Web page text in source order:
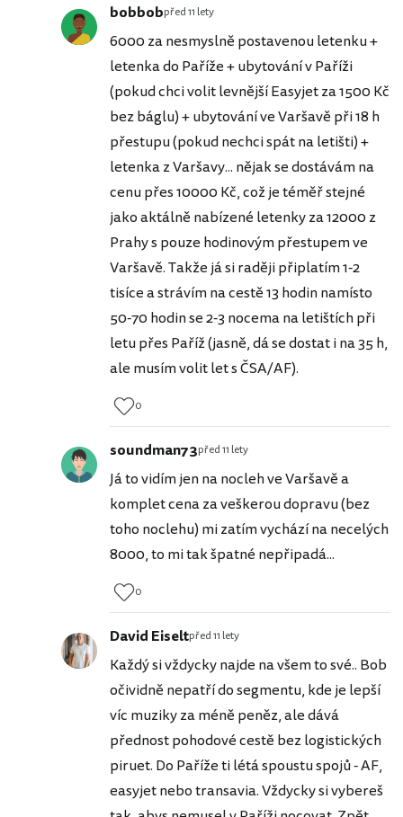
bobbobpřed 11 lety
6000 za nesmyslně postavenou letenku +
letenka do Paříže + ubytování v Paříži
(pokud chci volit levnější Easyjet za 1500 Kč
bez báglu) + ubytování ve Varšavě při 18 h
přestupu (pokud nechci spát na letišti) +
letenka z Varšavy... nějak se dostávám na
cenu přes 10000 Kč, což je téměř stejné
jako aktálně nabízené letenky za 12000 z
Prahy s pouze hodinovým přestupem ve
Varšavě. Takže já si raději připlatím 1-2
tisíce a strávím na cestě 13 hodin namísto
50-70 hodin se 2-3 nocema na letištích při
letu přes Paříž (jasně, dá se dostat i na 35 h,
ale musím volit let s ČSA/AF).
0
soundman73před 11 lety
Já to vidím jen na nocleh ve Varšavě a
komplet cena za veškerou dopravu (bez
toho noclehu) mi zatím vychází na necelých
8000, to mi tak špatné nepřipadá...
0
David Eiseltpřed 11 lety
Každý si vždycky najde na všem to své.. Bob
očividně nepatří do segmentu, kde je lepší
víc muziky za méně peněz, ale dává
přednost pohodové cestě bez logistických
piruet. Do Paříže ti létá spoustu spojů - AF,
easyjet nebo transavia. Vždycky si vybereš